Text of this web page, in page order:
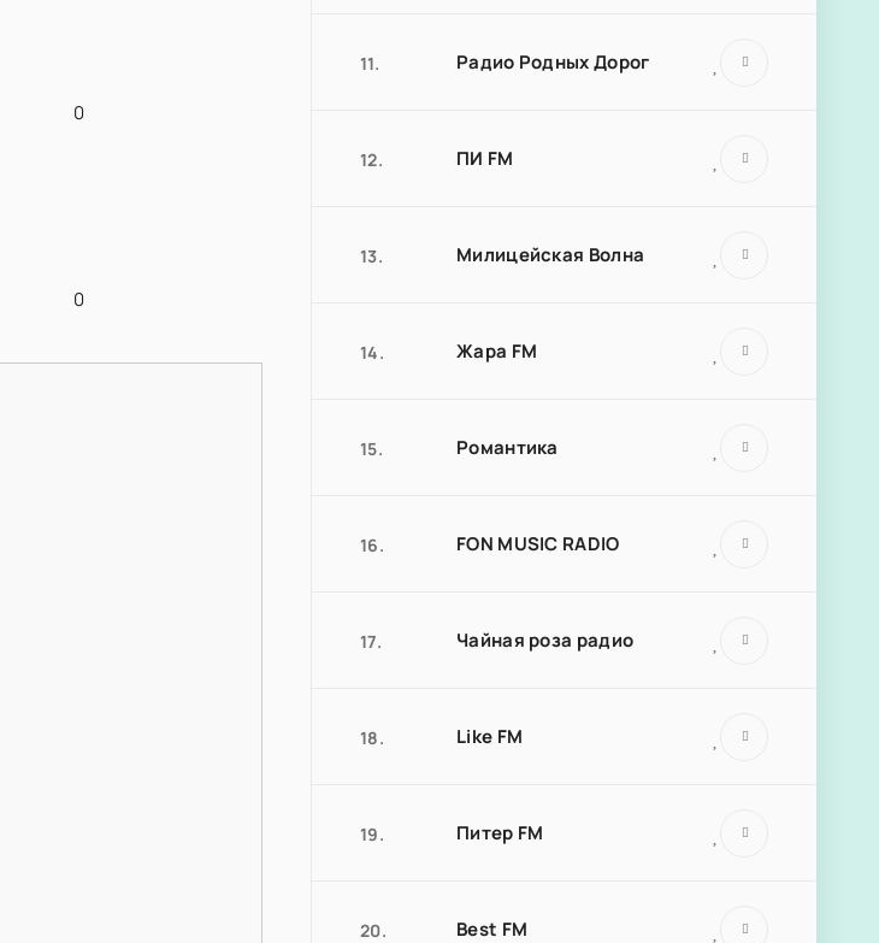
0
0
11. Радио Родных Дорог
12. ПИ FM
13. Милицейская Волна
14. Жара FM
15. Романтика
16. FON MUSIC RADIO
17. Чайная роза радио
18. Like FM
19. Питер FM
20. Best FM